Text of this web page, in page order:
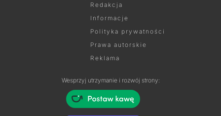
Redakcja
Informacje
Polityka prywatności
Prawa autorskie
Reklama
Wesprzyj utrzymanie i rozwój strony: